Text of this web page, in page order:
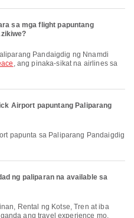
sa mga flight papuntang
, ang pinaka-sikat na airlines sa
Airport papuntang Paliparang
ng paliparan na available sa
ang travel experience mo.